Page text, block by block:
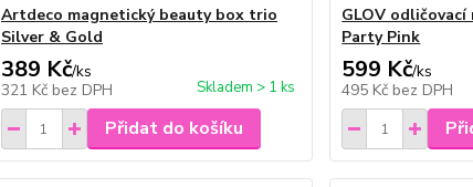
Artdeco magnetický beauty box trio
Silver & Gold
389 Kč/ks
321 Kč bez DPH Skladem > 1 ks
Přidat do košíku
GLOV
Party Pink
599 Kč/ks
495 Kč bez DPH